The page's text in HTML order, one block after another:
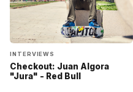
INTERVIEWS
Checkout: Juan Algora
"Jura" - Red Bull